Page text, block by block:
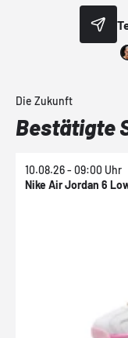
Die Zukunft
Bestätigte
10.08.26 - 09:00 Uhr
Nike Air Jordan 6